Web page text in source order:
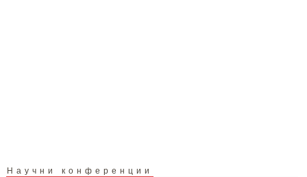
Научни конференции